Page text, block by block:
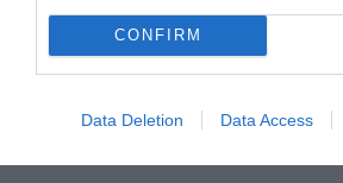
CONFIRM
Data Deletion Data Access